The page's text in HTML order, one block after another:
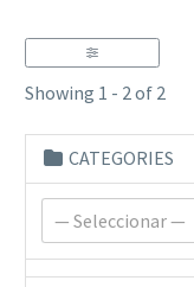
Showing 1 - 2 of 2
CATEGORIES
— Seleccionar —